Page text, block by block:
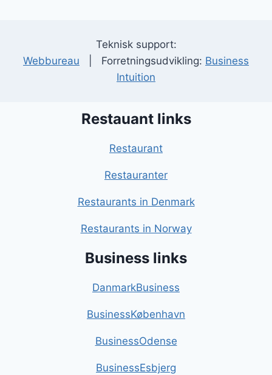
Teknisk support:
Webbureau | Forretningsudvikling: Business
Intuition
Restauant links
Restaurant
Restauranter
Restaurants in Denmark
Restaurants in Norway
Business links
DanmarkBusiness
BusinessKøbenhavn
BusinessOdense
BusinessEsbjerg